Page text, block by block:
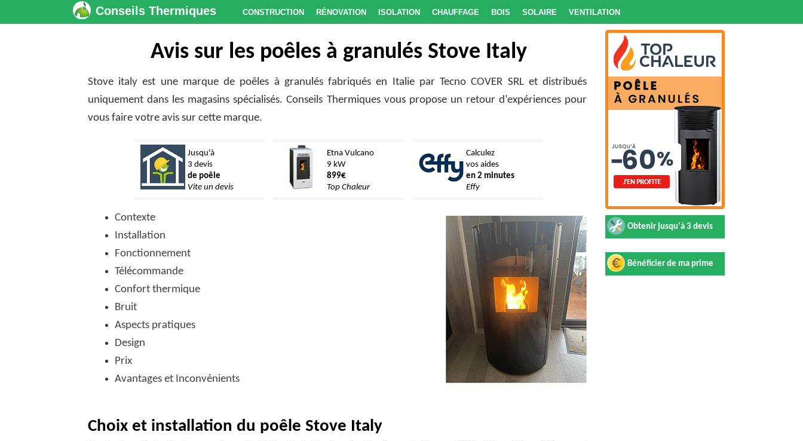
Conseils Thermiques Construction Rénovation Isolation Chauffage Bois Solaire Ventilation
Obtenir jusqu'à 3 devis
Bénéficier de ma prime
Avis sur les poêles à granulés Stove Italy
Stove italy est une marque de poêles à granulés fabriqués en Italie par Tecno COVER SRL et distribués
uniquement dans les magasins spécialisés. Conseils Thermiques vous propose un retour d’expériences pour
vous faire votre avis sur cette marque.
Jusqu'à
3 devis
de poêle
Vite un devis
Etna Vulcano
9 kW
899€
Top Chaleur
Calculez
vos aides
en 2 minutes
Effy
Contexte
Installation
Fonctionnement
Télécommande
Confort thermique
Bruit
Aspects pratiques
Design
Prix
Avantages et Inconvénients
Choix et installation du poêle Stove Italy